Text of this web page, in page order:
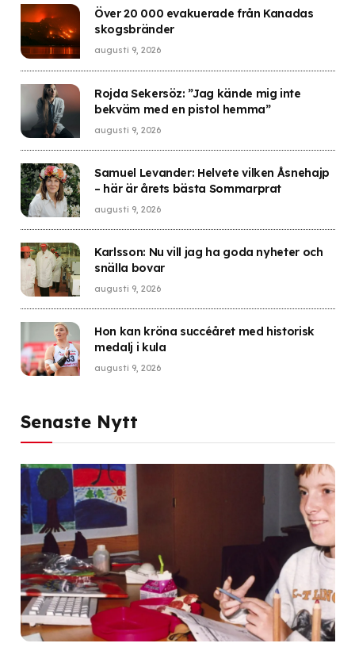
Över 20 000 evakuerade från Kanadas
skogsbränder
augusti 9, 2026
Rojda Sekersöz: ”Jag kände mig inte
bekväm med en pistol hemma”
augusti 9, 2026
Samuel Levander: Helvete vilken Åsnehajp
– här är årets bästa Sommarprat
augusti 9, 2026
Karlsson: Nu vill jag ha goda nyheter och
snälla bovar
augusti 9, 2026
Hon kan kröna succéåret med historisk
medalj i kula
augusti 9, 2026
Senaste Nytt